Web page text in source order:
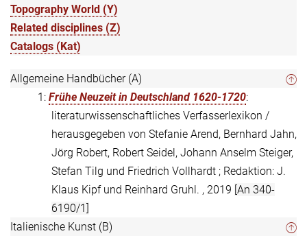
Topography World (Y)
Related disciplines (Z)
Catalogs (Kat)
Allgemeine Handbücher (A)
1: Frühe Neuzeit in Deutschland 1620-1720:
literaturwissenschaftliches Verfasserlexikon /
herausgegeben von Stefanie Arend, Bernhard Jahn,
Jörg Robert, Robert Seidel, Johann Anselm Steiger,
Stefan Tilg und Friedrich Vollhardt ; Redaktion: J.
Klaus Kipf und Reinhard Gruhl. , 2019 [An 340-
6190/1]
Italienische Kunst (B)